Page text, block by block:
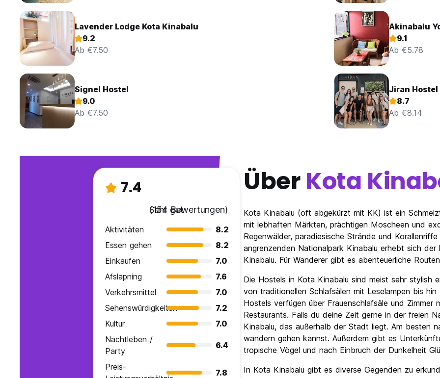
Lavender Lodge Kota Kinabalu
9.2
Ab €7.50
Akinabalu
9.1
Ab €5.78
Signel Hostel
9.0
Ab €7.50
Jiran Hostel
8.7
Ab €8.14
7.4
Sehr gut
(154 Bewertungen)
Aktivitäten
8.2
Essen gehen
8.2
Einkaufen
7.0
Afslapning
7.6
Verkehrsmittel
7.0
Sehenswürdigkeiten
7.2
Kultur
7.0
Nachtleben /
Party
6.4
Preis-
7.8
ÜberKota
Kota Kinabalu (oft abgekürzt mit KK) ist ein
mit lebhaften Märkten, prächtigen Moscheen und
Regenwälder, paradiesische Strände und
angrenzenden Nationalpark Kinabalu erhebt sich
Kinabalu. Für Wanderer gibt es abenteuerliche
Die Hostels in Kota Kinabalu sind meist sehr stylish
von traditionellen Schlafsälen mit Leselampen bis
Hostels verfügen über Frauenschlafsäle und Zimmer
Restaurants. Falls du deine Zeit gerne in der freien
Kinabalu, das außerhalb der Stadt liegt. Am besten
wandern gehen kannst. Außerdem gibt es
tropische Vögel und nach Einbruch der Dunkelheit
In Kota Kinabalu gibt es diverse Gegenden zu